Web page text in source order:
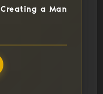
Creating a Man